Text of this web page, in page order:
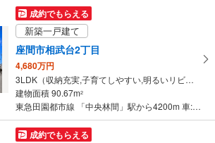
の地上出口（インターホンで駅員への申し出必要）
ンターホンで駅員への申し出必要）
成約でもらえる
新築一戸建て
座間市相武台2丁目
4,680万円
3LDK（収納充実,子育てしやすい,明るいリビング）
建物面積 90.67m2
東急田園都市線 「中央林間」駅から4200m 車:14分
成約でもらえる